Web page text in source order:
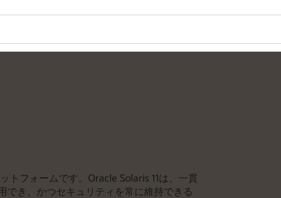
トフォームです。Oracle Solaris 11は、一貫
でき、かつセキュリティを常に維持できる